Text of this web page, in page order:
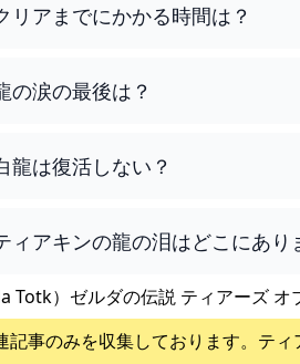
リアまでにかかる時間は？
の涙の最後は？
龍は復活しない？
ィアキンの龍の泪はどこにあり
Totk）ゼルダの伝説 ティアーズ
事のみを収集しております。 ティ